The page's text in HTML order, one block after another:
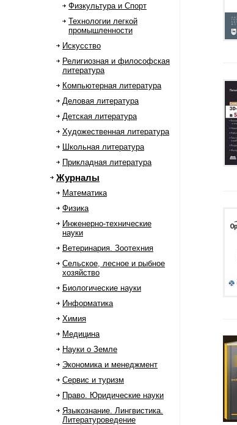
Физкультура и Спорт
Технологии легкой
промышленности
Искусство
Религиозная и философская
литература
Компьютерная литература
Деловая литература
Детская литература
Художественная литература
Школьная литература
Прикладная литература
Журналы
Математика
Физика
Инженерно-технические
науки
Ветеринария. Зоотехния
Сельское, лесное и рыбное
хозяйство
Биологические науки
Информатика
Химия
Медицина
Науки о Земле
Экономика и менеджмент
Сервис и туризм
Право. Юридические науки
Языкознание. Лингвистика.
Литературоведение